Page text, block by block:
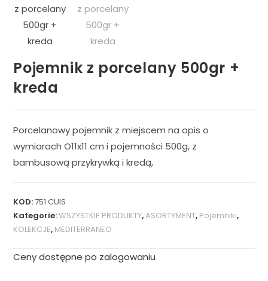
Pojemnik z porcelany 500gr +
kreda
Porcelanowy pojemnik z miejscem na opis o
wymiarach O11x11 cm i pojemności 500g, z
bambusową przykrywką i kredą,
KOD:751 CUIS
Kategorie:WSZYSTKIE PRODUKTY,ASORTYMENT, Pojemniki,
KOLEKCJE, MEDITERRANEO
Ceny dostępne po zalogowaniu